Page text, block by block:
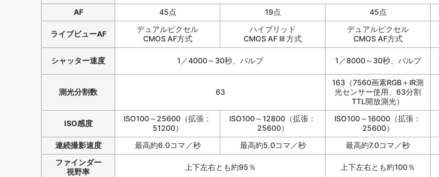
AF 45点 19点 45点
ライブビューAF
デュアルピクセル
CMOS AF方式
ハイブリッド
CMOS AF III 方式
デュアルピクセル
CMOS AF方式
シャッター速度 1／4000～30秒、バルブ 1／8000～30秒、バルブ
測光分割数 63
163（7560画素RGB＋IR測
光センサー使用、63分割
TTL開放測光）
ISO感度
ISO100～25600（拡張：
51200）
ISO100～12800（拡張：
25600）
ISO100～16000（拡張：
25600）
連続撮影速度
最高約6.0コマ／秒 最高約5.0コマ／秒 最高約7.0コマ／秒
ファインダー
視野率
上下左右とも約95％ 上下左右とも約100％